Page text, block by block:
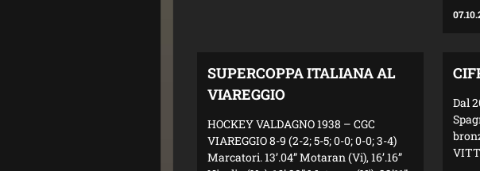
SUPERCOPPA ITALIANA AL
VIAREGGIO
HOCKEY VALDAGNO 1938 – CGC
VIAREGGIO 8-9 (2-2; 5-5; 0-0; 0-0; 3-4)
Marcatori. 13’.04” Motaran (Vi), 16’.16”
Dal